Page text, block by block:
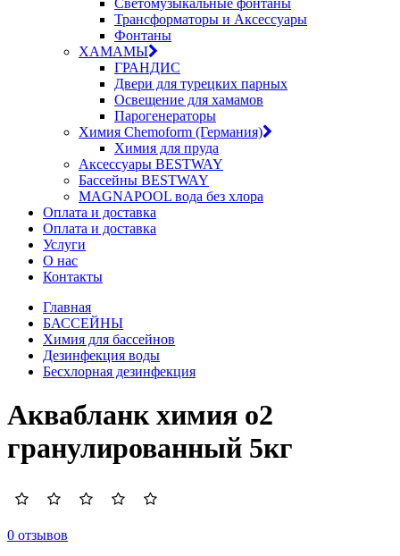
Светомузыкальные фонтаны
Трансформаторы и Аксессуары
Фонтаны
ХАМАМЫ
ГРАНДИС
Двери для турецких парных
Освещение для хамамов
Парогенераторы
Химия Chemoform (Германия)
Химия для пруда
Аксессуары BESTWAY
Бассейны BESTWAY
MAGNAPOOL вода без хлора
Оплата и доставка
Оплата и доставка
Услуги
О нас
Контакты
Главная
БАССЕЙНЫ
Химия для бассейнов
Дезинфекция воды
Бесхлорная дезинфекция
Аквабланк химия о2
гранулированный 5кг
0 отзывов